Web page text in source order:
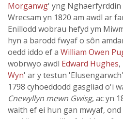
Morganwg' yng Nghaerfyrddin
Wrecsam yn 1820 am awdl ar
Enillodd wobrau hefyd ym
hyn a barodd fwyaf o sôn
oedd iddo ef a William Owen
wobrwyo awdl Edward Hughes
Wyn' ar y testun
1798 cyhoeddodd gasgliad o'i
Cnewyllyn mewn Gwisg, ac yn
waith ef ei hun gan mwyaf,